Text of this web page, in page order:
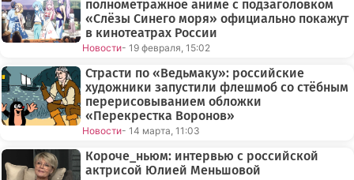
полнометражное аниме с подзаголовком
«Слёзы Синего моря» официально покажут
в кинотеатрах России
Новости- 19 февраля, 15:02
Страсти по «Ведьмаку»: российские
художники запустили флешмоб со стёбным
перерисовыванием обложки
«Перекрестка Воронов»
Новости- 14 марта, 11:03
Короче_ньюм: интервью с российской
актрисой Юлией Меньшовой